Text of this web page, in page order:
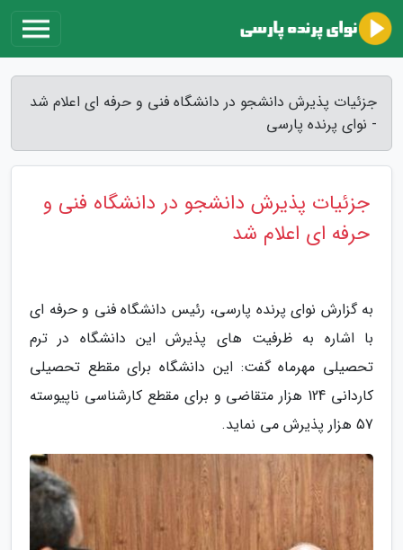
جزئیات پذیرش دانشجو در دانشگاه فنی و حرفه ای اعلام شد
- نوای پرنده پارسی
جزئیات پذیرش دانشجو در دانشگاه فنی و
حرفه ای اعلام شد
به گزارش نوای پرنده پارسی، رئیس دانشگاه فنی و حرفه ای
با اشاره به ظرفیت های پذیرش این دانشگاه در ترم
تحصیلی مهرماه گفت: این دانشگاه برای مقطع تحصیلی
کاردانی 124 هزار متقاضی و برای مقطع کارشناسی ناپیوسته
57 هزار پذیرش می نماید.